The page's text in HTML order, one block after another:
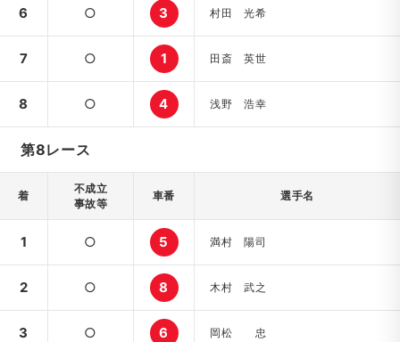
6 ○ 3 村田 光希
7 ○ 1 田斎 英世
8 ○ 4 浅野 浩幸
第8レース
着
不成立
事故等
車番 選手名
1 ○ 5 満村 陽司
2 ○ 8 木村 武之
3 ○ 6 岡松 忠